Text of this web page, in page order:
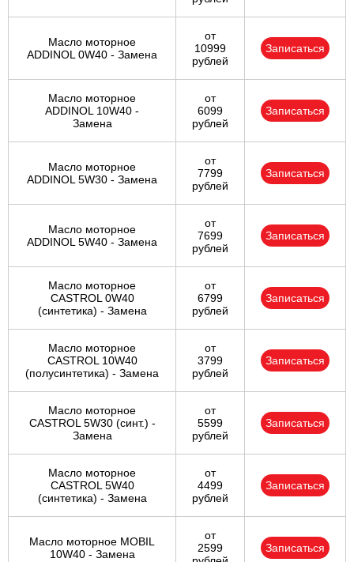
Масло моторное
ADDINOL 0W40 - Замена
от
10999
рублей
Записаться
Масло моторное
ADDINOL 10W40 -
Замена
от
6099
рублей
Записаться
Масло моторное
ADDINOL 5W30 - Замена
от
7799
рублей
Записаться
Масло моторное
ADDINOL 5W40 - Замена
от
7699
рублей
Записаться
Масло моторное
CASTROL 0W40
(синтетика) - Замена
от
6799
рублей
Записаться
Масло моторное
CASTROL 10W40
(полусинтетика) - Замена
от
3799
рублей
Записаться
Масло моторное
CASTROL 5W30 (синт.) -
Замена
от
5599
рублей
Записаться
Масло моторное
CASTROL 5W40
(синтетика) - Замена
от
4499
рублей
Записаться
Масло моторное MOBIL
10W40 - Замена
от
2599
Записаться